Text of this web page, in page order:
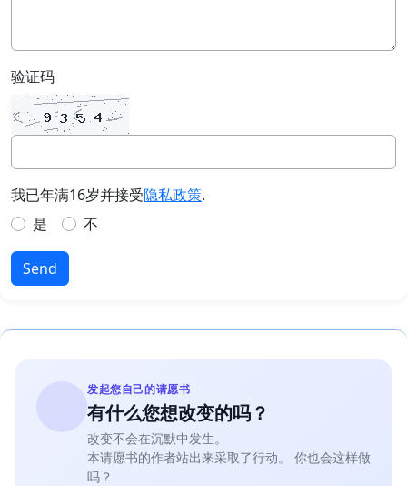
验证码
我已年满16岁并接受隐私政策.
是
不
Send
发起您自己的请愿书
有什么您想改变的吗？
改变不会在沉默中发生。
本请愿书的作者站出来采取了行动。 你也会这样做
吗？